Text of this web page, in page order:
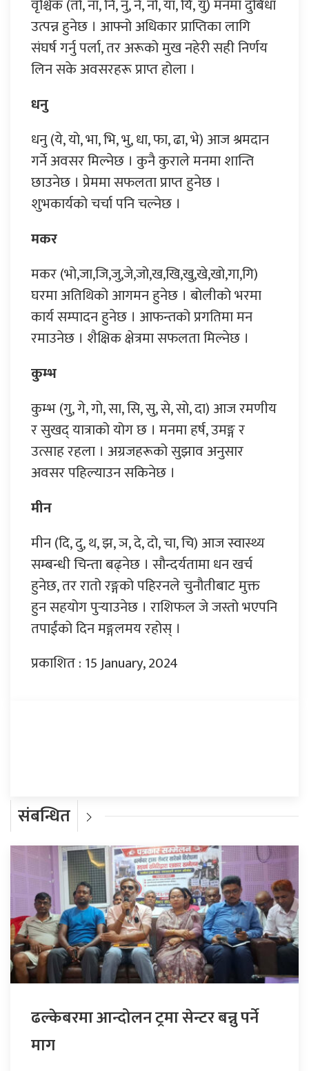
वृश्चिक (तो, ना, नि, नु, ने, नो, या, यि, यु) मनमा दुबिधा
उत्पन्न हुनेछ । आफ्नो अधिकार प्राप्तिका लागि
संघर्ष गर्नु पर्ला, तर अरूको मुख नहेरी सही निर्णय
लिन सके अवसरहरू प्राप्त होला ।
धनु
धनु (ये, यो, भा, भि, भु, धा, फा, ढा, भे) आज श्रमदान
गर्ने अवसर मिल्नेछ । कुनै कुराले मनमा शान्ति
छाउनेछ । प्रेममा सफलता प्राप्त हुनेछ ।
शुभकार्यको चर्चा पनि चल्नेछ ।
मकर
मकर (भो,जा,जि,जु,जे,जो,ख,खि,खु,खे,खो,गा,गि)
घरमा अतिथिको आगमन हुनेछ । बोलीको भरमा
कार्य सम्पादन हुनेछ । आफन्तको प्रगतिमा मन
रमाउनेछ । शैक्षिक क्षेत्रमा सफलता मिल्नेछ ।
कुम्भ
कुम्भ (गु, गे, गो, सा, सि, सु, से, सो, दा) आज रमणीय
र सुखद् यात्राको योग छ । मनमा हर्ष, उमङ्ग र
उत्साह रहला । अग्रजहरूको सुझाव अनुसार
अवसर पहिल्याउन सकिनेछ ।
मीन
मीन (दि, दु, थ, झ, ञ, दे, दो, चा, चि) आज स्वास्थ्य
सम्बन्धी चिन्ता बढ्नेछ । सौन्दर्यतामा धन खर्च
हुनेछ, तर रातो रङ्गको पहिरनले चुनौतीबाट मुक्त
हुन सहयोग पुर्‍याउनेछ । राशिफल जे जस्तो भएपनि
तपाईंको दिन मङ्गलमय रहोस् ।
प्रकाशित : 15 January, 2024
संबन्धित
ढल्केबरमा आन्दोलन ट्रमा सेन्टर बन्नु पर्ने
माग